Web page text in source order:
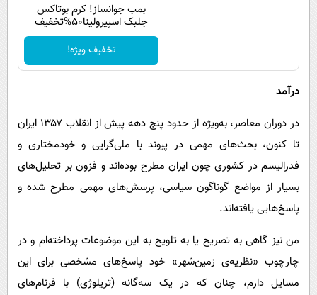
بمب جوانساز! کرم بوتاکس
جلبک اسپیرولینا50%تخفیف
تخفیف ویژه!
درآمد
در دوران معاصر، به‌ویژه از حدود پنج دهه پیش از انقلاب ۱۳۵۷ ایران
تا کنون، بحث‌های مهمی در پیوند با ملی‌گرایی و خودمختاری و
فدرالیسم در کشوری چون ایران مطرح بوده‌اند و فزون بر تحلیل‌های
بسیار از مواضع گوناگون سیاسی، پرسش‌های مهمی مطرح شده و
پاسخ‌هایی یافته‌اند.
من نیز گاهی به تصریح یا به تلویح به این موضوعات پرداخته‌ام و در
چارچوب «نظریه‌ی زمین‌شهر» خود پاسخ‌های مشخصی برای این
مسایل دارم، چنان که در یک سه‌گانه (تریلوژی) با فرنام‌های